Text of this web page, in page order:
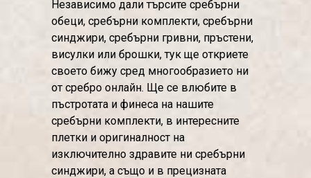
Независимо дали търсите сребърни
обеци, сребърни комплекти, сребърни
синджири, сребърни гривни, пръстени,
висулки или брошки, тук ще откриете
своето бижу сред многообразието ни
от сребро онлайн. Ще се влюбите в
пъстротата и финеса на нашите
сребърни комплекти, в интересните
плетки и оригиналност на
изключително здравите ни сребърни
синджири, а също и в прецизната